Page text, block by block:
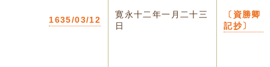
1635/03/12
寛永十二年一月二十三
日
〔資勝卿
記抄〕